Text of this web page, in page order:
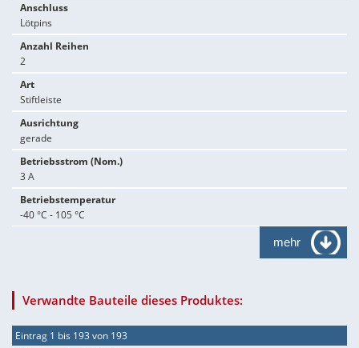
Anschluss
Lötpins
Anzahl Reihen
2
Art
Stiftleiste
Ausrichtung
gerade
Betriebsstrom (Nom.)
3 A
Betriebstemperatur
-40 °C - 105 °C
mehr
Verwandte Bauteile dieses Produktes:
Eintrag 1 bis 193 von 193